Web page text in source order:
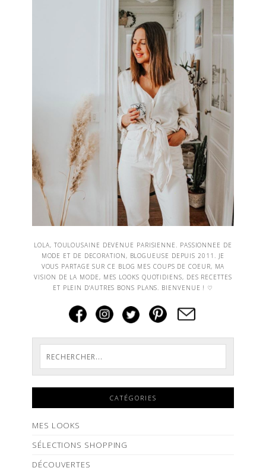
LOLA, TOULOUSAINE DEVENUE PARISIENNE. PASSIONNEE DE
MODE ET DE DECORATION, BLOGUEUSE DEPUIS 2011. JE
VOUS PARTAGE SUR CE BLOG MES COUPS DE COEUR, MA
VISION DE LA MODE, MES LOOKS QUOTIDIENS, DES RECETTES
ET PLEIN D'AUTRES BONS PLANS. BIENVENUE ! ♡
CATÉGORIES
MES LOOKS
SÉLECTIONS SHOPPING
DÉCOUVERTES